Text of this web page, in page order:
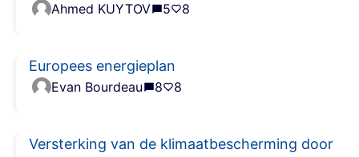
% van de inkomstenbelasting aan ngo's
Ahmed KUYTOV 5 8
Europees energieplan
Evan Bourdeau 8 8
Versterking van de klimaatbescherming door